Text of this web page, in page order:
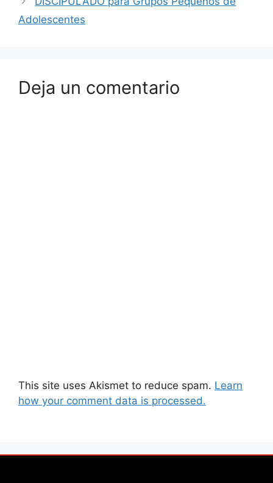
Adolescentes
Deja un comentario
This site uses Akismet to reduce spam. Learn
how your comment data is processed.